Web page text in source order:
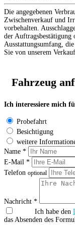
Die angegebenen
Zwischenverkauf und
vorbehalten.
der Auftragsbestätigung
Ausstattungsumfang,
Sie von unserem
Fahrzeug
Ich interessiere mich
Probefahrt
Besichtigung
weitere
Name *
E-Mail *
Telefon optional
Nachricht *
Ich habe den
das Absenden des